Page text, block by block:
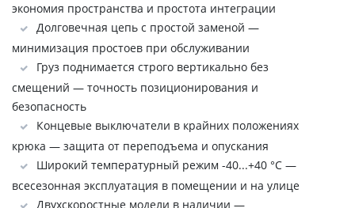
экономия пространства и простота интеграции
Долговечная цепь с простой заменой —
минимизация простоев при обслуживании
Груз поднимается строго вертикально без
смещений — точность позиционирования и
безопасность
Концевые выключатели в крайних положениях
крюка — защита от переподъема и опускания
Широкий температурный режим -40...+40 °C —
всесезонная эксплуатация в помещении и на улице
Двухскоростные модели в наличии —